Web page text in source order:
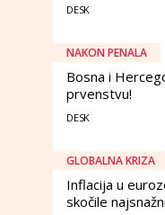
DESK
NAKON PENALA
Bosna i
prvenstvu!
DESK
GLOBALNA KRIZA
Inflacija u
skočile